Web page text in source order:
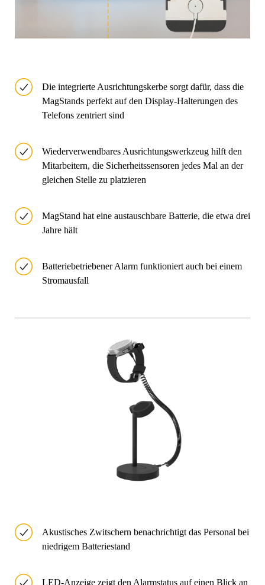
Die integrierte Ausrichtungskerbe sorgt dafür, dass die
MagStands perfekt auf den Display-Halterungen des
Telefons zentriert sind
Wiederverwendbares Ausrichtungswerkzeug hilft den
Mitarbeitern, die Sicherheitssensoren jedes Mal an der
gleichen Stelle zu platzieren
MagStand hat eine austauschbare Batterie, die etwa drei
Jahre hält
Batteriebetriebener Alarm funktioniert auch bei einem
Stromausfall
Akustisches Zwitschern benachrichtigt das Personal bei
niedrigem Batteriestand
LED-Anzeige zeigt den Alarmstatus auf einen Blick an